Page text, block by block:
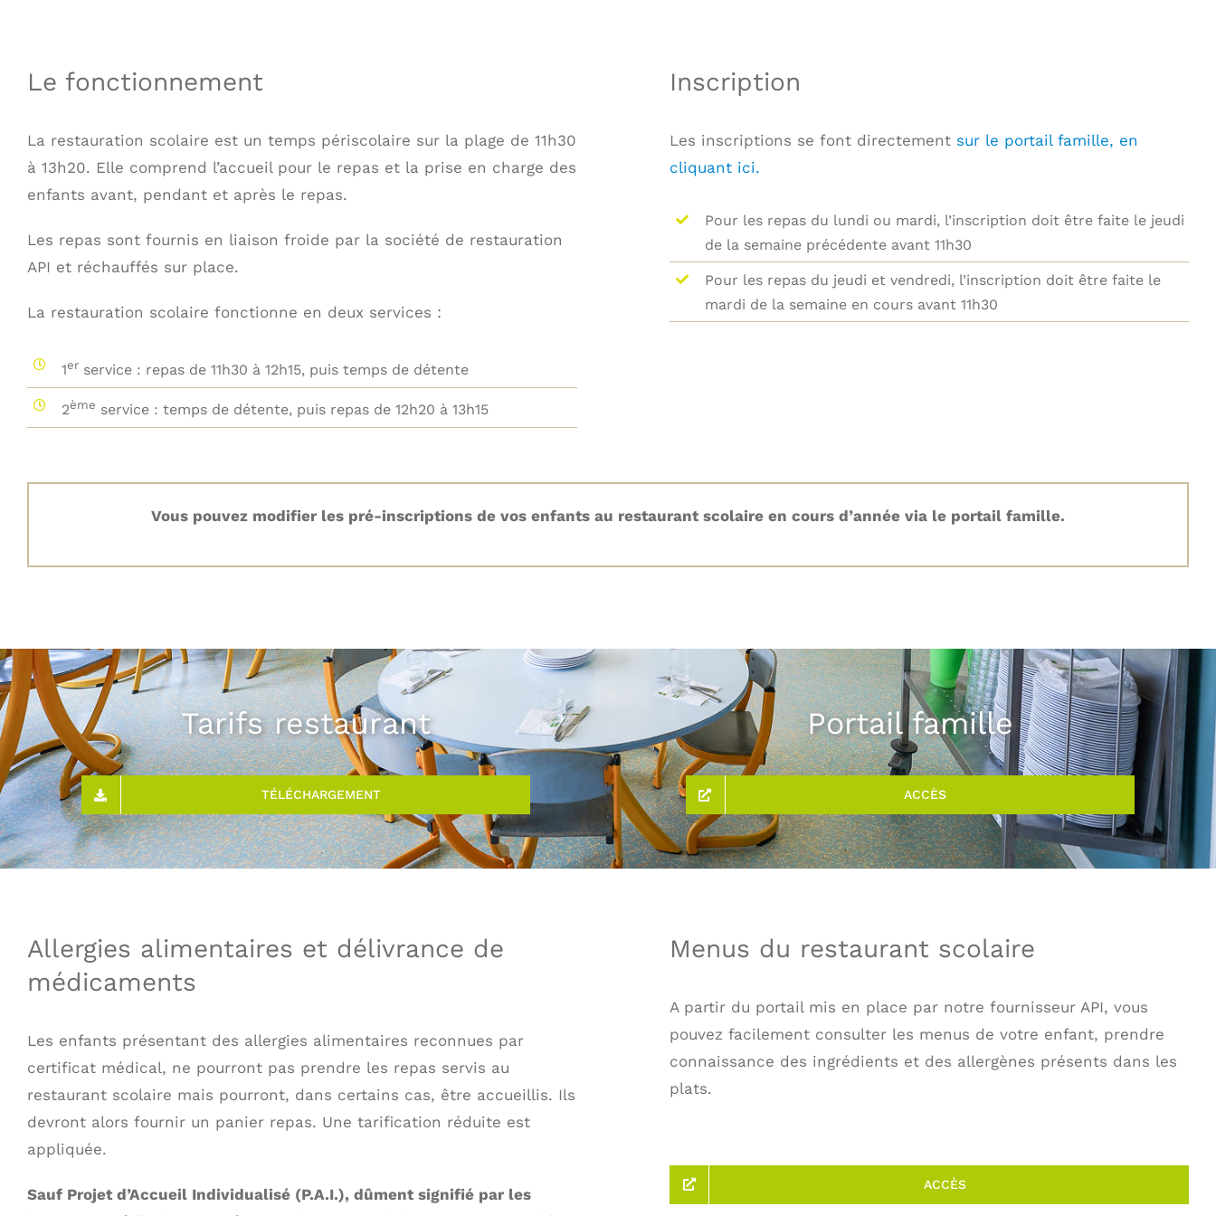
Le fonctionnement
La restauration scolaire est un temps périscolaire sur la plage de 11h30
à 13h20. Elle comprend l’accueil pour le repas et la prise en charge des
enfants avant, pendant et après le repas.
Les repas sont fournis en liaison froide par la société de restauration
API et réchauffés sur place.
La restauration scolaire fonctionne en deux services :
1er service : repas de 11h30 à 12h15, puis temps de détente
2ème service : temps de détente, puis repas de 12h20 à 13h15
Inscription
Les inscriptions se font directement sur le portail famille, en
cliquant ici.
Pour les repas du lundi ou mardi, l’inscription doit être faite le jeudi
de la semaine précédente avant 11h30
Pour les repas du jeudi et vendredi, l’inscription doit être faite le
mardi de la semaine en cours avant 11h30
Vous pouvez modifier les pré-inscriptions de vos enfants au restaurant scolaire en cours d’année via le portail famille.
Tarifs restaurant
TÉLÉCHARGEMENT
Portail famille
ACCÈS
Allergies alimentaires et délivrance de
médicaments
Les enfants présentant des allergies alimentaires reconnues par
certificat médical, ne pourront pas prendre les repas servis au
restaurant scolaire mais pourront, dans certains cas, être accueillis. Ils
devront alors fournir un panier repas. Une tarification réduite est
appliquée.
Sauf Projet d’Accueil Individualisé (P.A.I.), dûment signifié par les
Menus du restaurant scolaire
A partir du portail mis en place par notre fournisseur API, vous
pouvez facilement consulter les menus de votre enfant, prendre
connaissance des ingrédients et des allergènes présents dans les
plats.
ACCÈS